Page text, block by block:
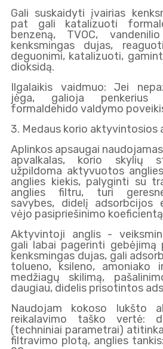
Gali suskaidyti įvairias
pat gali katalizuoti
benzeną, TVOC,
kenksmingas dujas,
deguonimi, katalizuoti,
dioksidą.
Ilgalaikis vaidmuo: Jei
jėga, galioja penkerius
formaldehido valdymo
3. Medaus korio aktyvintosios
Aplinkos apsaugai
apvalkalas, korio skylių
užpildoma aktyvuotos
anglies kiekis, palyginti su
anglies filtru, turi
savybes, didelį adsorbcijos
vėjo pasipriešinimo
Aktyvintoji anglis -
gali labai pagerinti gebėjimą
kenksmingas dujas, gali
tolueno, ksileno, amoniako
medžiagų skilimą,
daugiau, didelis prisotintos
Naudojam kokoso lukšto
reikalavimo taško vertė:
(techniniai parametrai)
filtravimo plotą, anglies